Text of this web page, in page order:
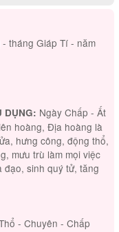
tháng Giáp Tí - năm
DỤNG: Ngày Chấp - Ất
hoàng, Địa hoàng là
hưng công, động thổ,
mưu trù làm mọi việc
đạo, sinh quý tử, tăng
- Chuyên - Chấp